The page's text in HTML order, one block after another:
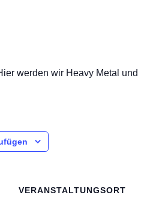
werden wir Heavy Metal und
VERANSTALTUNGSORT